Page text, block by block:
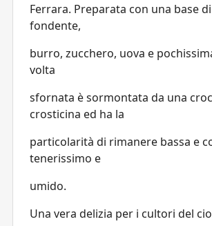
Ferrara. Preparata con una base
fondente,
burro, zucchero, uova e
volta
sfornata è sormontata da una
crosticina ed ha la
particolarità di rimanere bassa e
tenerissimo e
umido.
Una vera delizia per i cultori del